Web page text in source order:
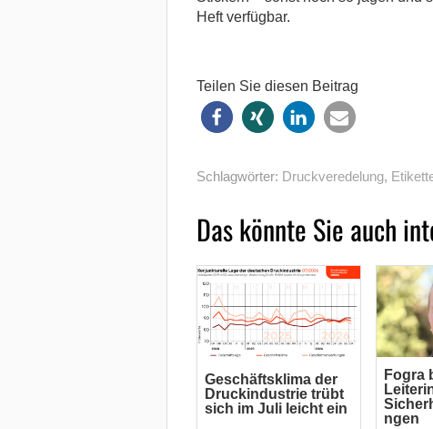
Heft verfügbar.
Teilen Sie diesen Beitrag
Schlagwörter: Druckveredelung,
Das könnte Sie auch
Geschäftsklima der
Druckindustrie trübt
sich im Juli leicht ein
Fogra
ngen